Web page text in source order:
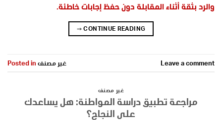
والرد بثقة أثناء المقابلة دون حفظ إجابات خاطئة.
CONTINUE READING
→
Posted in غير مصنف Leave a comment
غير مصنف
مراجعة تطبيق دراسة المواطنة: هل يساعدك
على النجاح؟